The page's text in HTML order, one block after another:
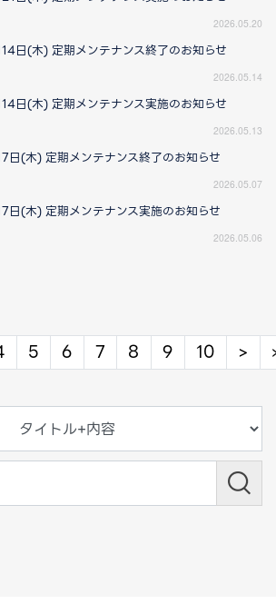
2026.05.20
日(木) 定期メンテナンス終了のお知らせ
2026.05.14
日(木) 定期メンテナンス実施のお知らせ
2026.05.13
日(木) 定期メンテナンス終了のお知らせ
2026.05.07
日(木) 定期メンテナンス実施のお知らせ
2026.05.06
5 6 7 8 9 10 >